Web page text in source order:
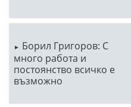
Борил Григоров: С
много работа и
постоянство всичко е
възможно